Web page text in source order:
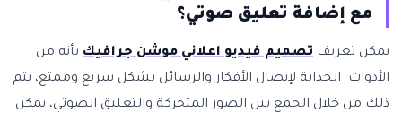
مع إضافة تعليق صوتي؟
يمكن تعريف تصميم فيديو اعلاني موشن جرافيك بأنه من
الأدوات الجذابة لإيصال الأفكار والرسائل بشكل سريع وممتع، يتم
ذلك من خلال الجمع بين الصور المتحركة والتعليق الصوتي، يمكن